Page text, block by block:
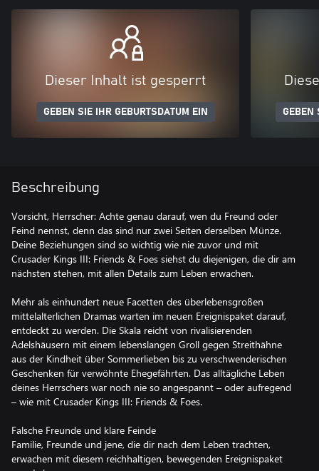
Dieser Inhalt ist gesperrt
GEBEN SIE IHR GEBURTSDATUM EIN GEBEN
Beschreibung
Vorsicht, Herrscher: Achte genau darauf, wen du Freund oder
Feind nennst, denn das sind nur zwei Seiten derselben Münze.
Deine Beziehungen sind so wichtig wie nie zuvor und mit
Crusader Kings III: Friends & Foes siehst du diejenigen, die dir am
nächsten stehen, mit allen Details zum Leben erwachen.
Mehr als einhundert neue Facetten des überlebensgroßen
mittelalterlichen Dramas warten im neuen Ereignispaket darauf,
entdeckt zu werden. Die Skala reicht von rivalisierenden
Adelshäusern mit einem lebenslangen Groll gegen Streithähne
aus der Kindheit über Sommerlieben bis zu verschwenderischen
Geschenken für verwöhnte Ehegefährten. Das alltägliche Leben
deines Herrschers war noch nie so angespannt – oder aufregend
– wie mit Crusader Kings III: Friends & Foes.
Falsche Freunde und klare Feinde
Familie, Freunde und jene, die dir nach dem Leben trachten,
erwachen mit diesem reichhaltigen, bewegenden Ereignispaket